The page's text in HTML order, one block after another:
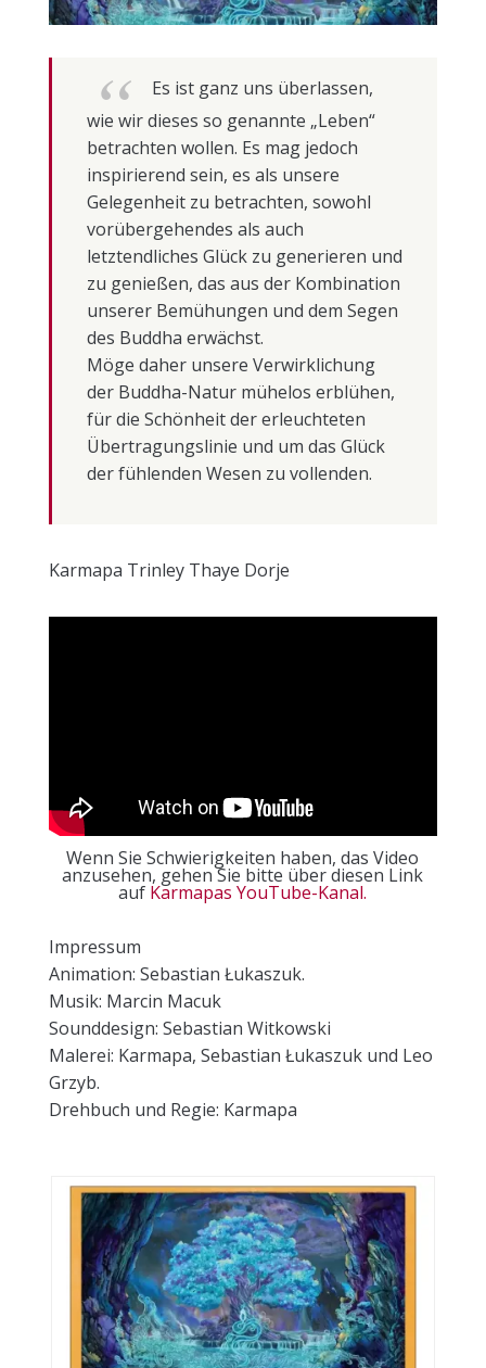
Es ist ganz uns überlassen,
wie wir dieses so genannte „Leben“
betrachten wollen. Es mag jedoch
inspirierend sein, es als unsere
Gelegenheit zu betrachten, sowohl
vorübergehendes als auch
letztendliches Glück zu generieren und
zu genießen, das aus der Kombination
unserer Bemühungen und dem Segen
des Buddha erwächst.
Möge daher unsere Verwirklichung
der Buddha-Natur mühelos erblühen,
für die Schönheit der erleuchteten
Übertragungslinie und um das Glück
der fühlenden Wesen zu vollenden.
Karmapa Trinley Thaye Dorje
Wenn Sie Schwierigkeiten haben, das Video
anzusehen, gehen Sie bitte über diesen Link
auf Karmapas YouTube-Kanal.
Impressum
Animation: Sebastian Łukaszuk.
Musik: Marcin Macuk
Sounddesign: Sebastian Witkowski
Malerei: Karmapa, Sebastian Łukaszuk und Leo
Grzyb.
Drehbuch und Regie: Karmapa